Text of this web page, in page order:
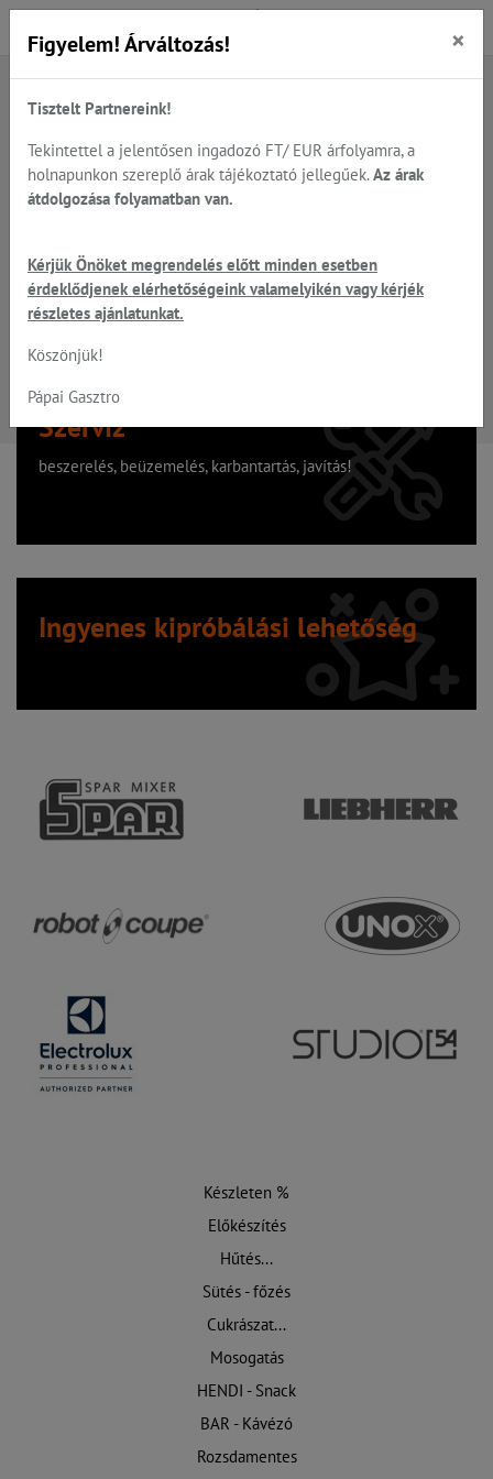
A keresett oldal nem található
Hiba, a keresett oldal nem található!
Szervíz
beszerelés, beüzemelés, karbantartás, javítás!
Ingyenes kipróbálási lehetőség
Készleten %
Előkészítés
Hűtés...
Sütés - főzés
Cukrászat...
Mosogatás
HENDI - Snack
BAR - Kávézó
Rozsdamentes
Figyelem! Árváltozás! ×
Tisztelt Partnereink!
Tekintettel a jelentősen ingadozó FT/ EUR árfolyamra, a
holnapunkon szereplő árak tájékoztató jellegűek. Az árak
átdolgozása folyamatban van.
Kérjük Önöket megrendelés előtt minden esetben
érdeklődjenek elérhetőségeink valamelyikén vagy kérjék
részletes ajánlatunkat.
Köszönjük!
Pápai Gasztro